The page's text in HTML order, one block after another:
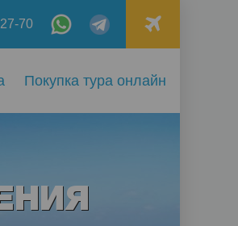
70
Покупка тура онлайн